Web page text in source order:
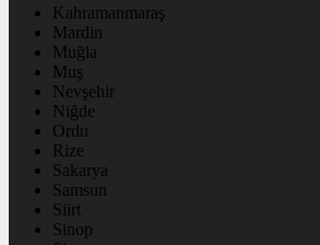
Kahramanmaraş
Mardin
Muğla
Muş
Nevşehir
Niğde
Ordu
Rize
Sakarya
Samsun
Siirt
Sinop